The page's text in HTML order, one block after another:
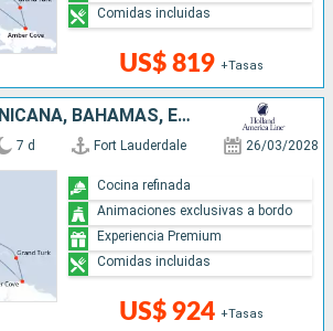
US$ 819 +Tasas
Comidas incluidas
REPÚBLICA DOMINICANA, BAHAMAS, ESTADOS UNIDOS
7 d Fort Lauderdale 26/03/2028
US$ 924 +Tasas
Cocina refinada
Animaciones exclusivas a bordo
Experiencia Premium
Comidas incluidas